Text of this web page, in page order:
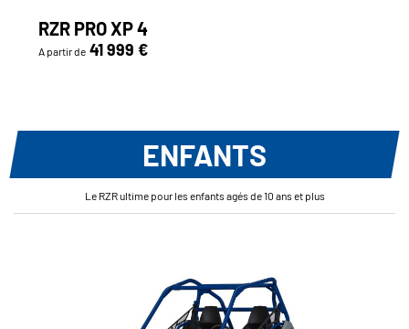
RZR PRO XP 4
A partir de 41 999 €
ENFANTS
Le RZR ultime pour les enfants agés de 10 ans et plus